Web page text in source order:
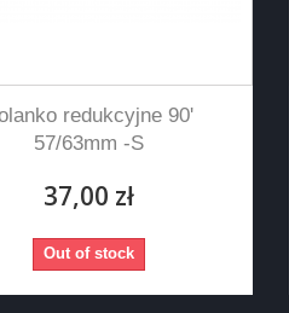
redukcyjne 90'
57/63mm -S
37,00 zł
Out of stock